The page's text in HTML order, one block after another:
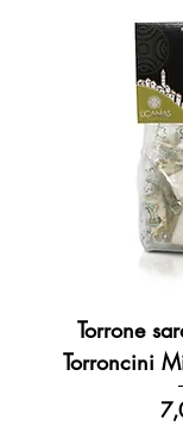
Torrone
Torroncini